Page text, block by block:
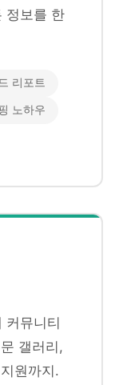
정보를 한
리포트
노하우
커뮤니티
갤러리,
원까지.